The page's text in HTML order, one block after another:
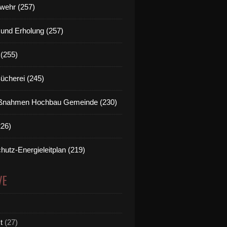
(257)
Erholung (257)
(245)
Hochbau Gemeinde (230)
Energieleitplan (219)
(27)